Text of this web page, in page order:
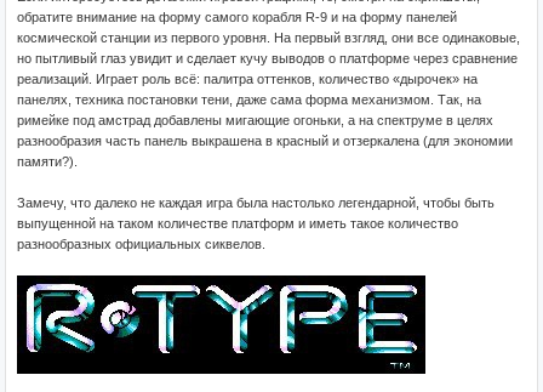
обратите внимание на форму самого корабля R-9 и на форму панелей
космической станции из первого уровня. На первый взгляд, они все одинаковые,
но пытливый глаз увидит и сделает кучу выводов о платформе через сравнение
реализаций. Играет роль всё: палитра оттенков, количество «дырочек» на
панелях, техника постановки тени, даже сама форма механизмом. Так, на
римейке под амстрад добавлены мигающие огоньки, а на спектруме в целях
разнообразия часть панель выкрашена в красный и отзеркалена (для экономии
памяти?).
Замечу, что далеко не каждая игра была настолько легендарной, чтобы быть
выпущенной на таком количестве платформ и иметь такое количество
разнообразных официальных сиквелов.